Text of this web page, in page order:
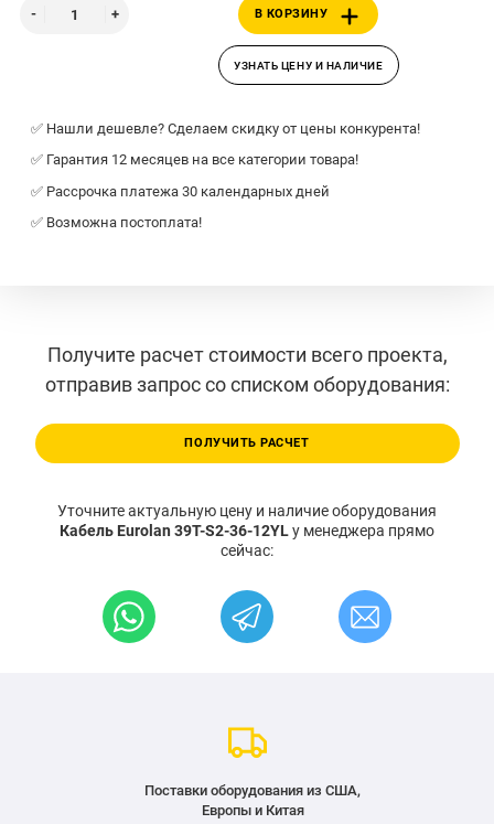
В КОРЗИНУ
УЗНАТЬ ЦЕНУ И НАЛИЧИЕ
✅ Нашли дешевле? Сделаем скидку от цены конкурента!
✅ Гарантия 12 месяцев на все категории товара!
✅ Рассрочка платежа 30 календарных дней
✅ Возможна постоплата!
Получите расчет стоимости всего проекта,
отправив запрос со списком оборудования:
ПОЛУЧИТЬ РАСЧЕТ
Уточните актуальную цену и наличие оборудования
Кабель Eurolan 39T-S2-36-12YLу менеджера прямо
сейчас:
Поставки оборудования из США,
Европы и Китая